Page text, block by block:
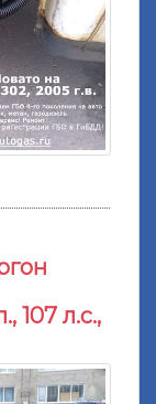
107 л.с.,